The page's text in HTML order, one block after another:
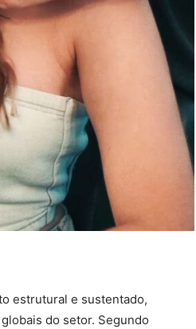
estrutural e sustentado,
do setor. Segundo